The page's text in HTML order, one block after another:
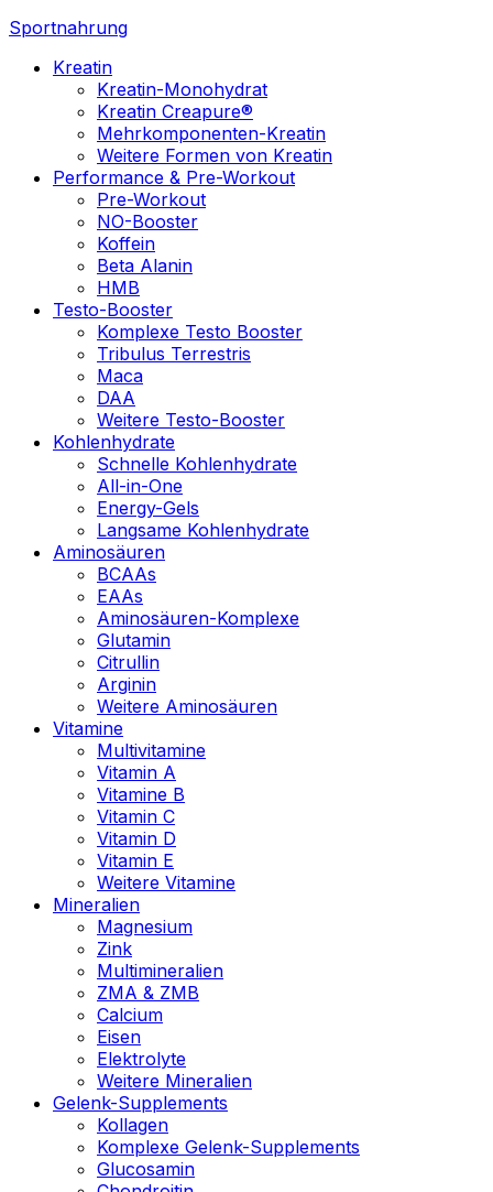
Sportnahrung
Kreatin
Kreatin-Monohydrat
Kreatin Creapure®
Mehrkomponenten-Kreatin
Weitere Formen von Kreatin
Performance & Pre-Workout
Pre-Workout
NO-Booster
Koffein
Beta Alanin
HMB
Testo-Booster
Komplexe Testo Booster
Tribulus Terrestris
Maca
DAA
Weitere Testo-Booster
Kohlenhydrate
Schnelle Kohlenhydrate
All-in-One
Energy-Gels
Langsame Kohlenhydrate
Aminosäuren
BCAAs
EAAs
Aminosäuren-Komplexe
Glutamin
Citrullin
Arginin
Weitere Aminosäuren
Vitamine
Multivitamine
Vitamin A
Vitamine B
Vitamin C
Vitamin D
Vitamin E
Weitere Vitamine
Mineralien
Magnesium
Zink
Multimineralien
ZMA & ZMB
Calcium
Eisen
Elektrolyte
Weitere Mineralien
Gelenk-Supplements
Kollagen
Komplexe Gelenk-Supplements
Glucosamin